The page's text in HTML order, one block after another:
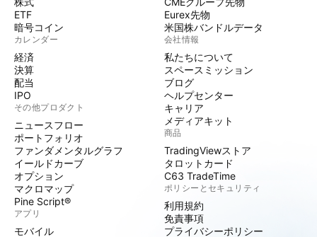
ETF
暗号コイン
カレンダー
経済
決算
配当
IPO
その他プロダクト
ニュースフロー
ポートフォリオ
ファンダメンタルグラフ
イールドカーブ
オプション
マクロマップ
Pine Script®
アプリ
モバイル
Eurex先物
米国株バンドルデータ
会社情報
私たちについて
スペースミッション
ブログ
ヘルプセンター
キャリア
メディアキット
商品
TradingViewストア
タロットカード
C63 TradeTime
ポリシーとセキュリティ
利用規約
免責事項
プライバシーポリシー